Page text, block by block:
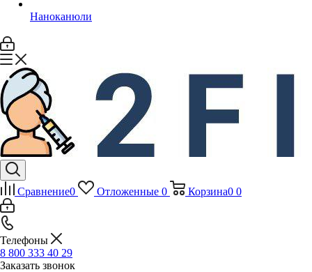
Наноканюли
Сравнение0 Отложенные 0 Корзина0 0
Телефоны
8 800 333 40 29
Заказать звонок